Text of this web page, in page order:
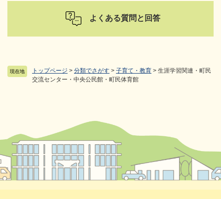
現在地 トップページ > 分類でさがす > 子育て・教育 > 生涯学習関連・町民
交流センター・中央公民館・町民体育館
よくある質問と回答